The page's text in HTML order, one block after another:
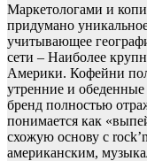
Маркетологами и
придумано
учитывающее
сети – Наиболее
Америки. Кофейни
утренние и обеденные
бренд полностью
понимается как
схожую основу с
американским,